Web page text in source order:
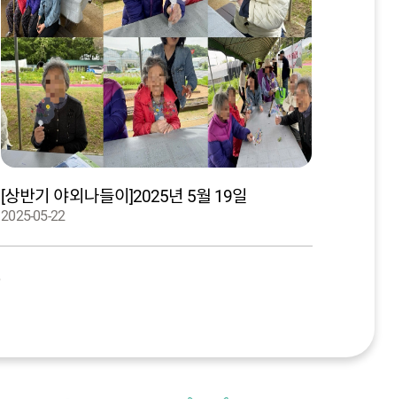
[상반기 야외나들이]2025년 5월 19일
2025-05-22